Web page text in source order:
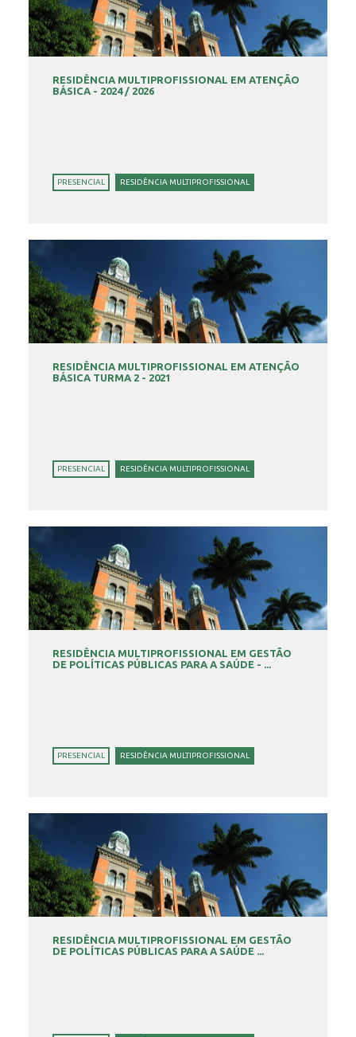
RESIDÊNCIA MULTIPROFISSIONAL EM ATENÇÃO
BÁSICA - 2024 / 2026
PRESENCIAL RESIDÊNCIA MULTIPROFISSIONAL
RESIDÊNCIA MULTIPROFISSIONAL EM ATENÇÃO
BÁSICA TURMA 2 - 2021
PRESENCIAL RESIDÊNCIA MULTIPROFISSIONAL
RESIDÊNCIA MULTIPROFISSIONAL EM GESTÃO
DE POLÍTICAS PÚBLICAS PARA A SAÚDE - ...
PRESENCIAL RESIDÊNCIA MULTIPROFISSIONAL
RESIDÊNCIA MULTIPROFISSIONAL EM GESTÃO
DE POLÍTICAS PÚBLICAS PARA A SAÚDE ...